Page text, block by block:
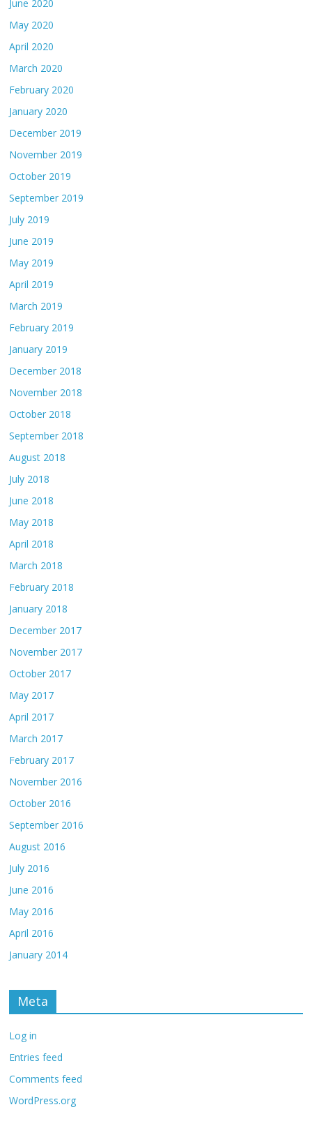
June 2020
May 2020
April 2020
March 2020
February 2020
January 2020
December 2019
November 2019
October 2019
September 2019
July 2019
June 2019
May 2019
April 2019
March 2019
February 2019
January 2019
December 2018
November 2018
October 2018
September 2018
August 2018
July 2018
June 2018
May 2018
April 2018
March 2018
February 2018
January 2018
December 2017
November 2017
October 2017
May 2017
April 2017
March 2017
February 2017
November 2016
October 2016
September 2016
August 2016
July 2016
June 2016
May 2016
April 2016
January 2014
Meta
Log in
Entries feed
Comments feed
WordPress.org